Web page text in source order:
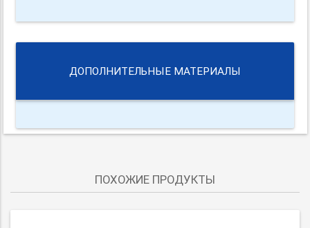
ДОПОЛНИТЕЛЬНЫЕ МАТЕРИАЛЫ
ПОХОЖИЕ ПРОДУКТЫ